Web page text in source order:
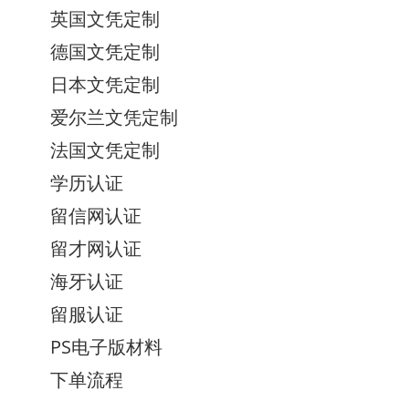
英国文凭定制
德国文凭定制
日本文凭定制
爱尔兰文凭定制
法国文凭定制
学历认证
留信网认证
留才网认证
海牙认证
留服认证
PS电子版材料
下单流程